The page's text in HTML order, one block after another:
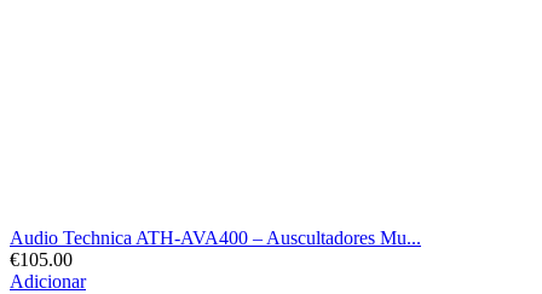
Audio Technica ATH-AVA400 – Auscultadores Mu...
€105.00
Adicionar